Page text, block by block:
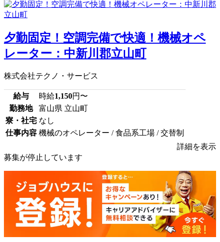
夕勤固定！空調完備で快適！機械オペ
レーター：中新川郡立山町
株式会社テクノ・サービス
給与 時給1,150円〜
勤務地
富山県 立山町
寮・社宅 なし
仕事内容 機械のオペレーター / 食品系工場 / 交替制
詳細を表示
募集が停止しています